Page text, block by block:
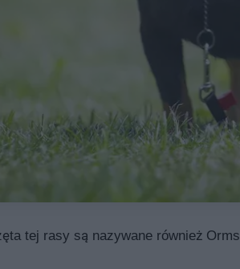
tej rasy są nazywane również